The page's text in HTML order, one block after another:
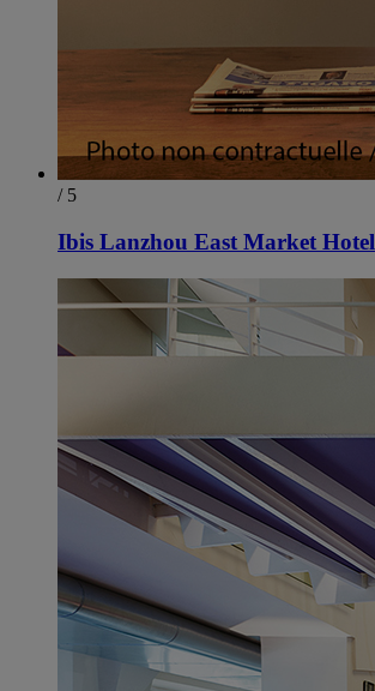
/ 5
Ibis Lanzhou East Market Hotel